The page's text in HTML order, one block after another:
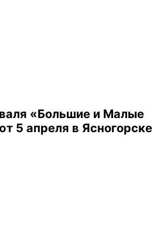
«Большие и Малые
5 апреля в Ясногорске